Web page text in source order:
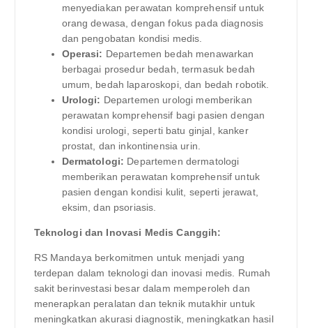
menyediakan perawatan komprehensif untuk
orang dewasa, dengan fokus pada diagnosis
dan pengobatan kondisi medis.
Operasi: Departemen bedah menawarkan
berbagai prosedur bedah, termasuk bedah
umum, bedah laparoskopi, dan bedah robotik.
Urologi: Departemen urologi memberikan
perawatan komprehensif bagi pasien dengan
kondisi urologi, seperti batu ginjal, kanker
prostat, dan inkontinensia urin.
Dermatologi: Departemen dermatologi
memberikan perawatan komprehensif untuk
pasien dengan kondisi kulit, seperti jerawat,
eksim, dan psoriasis.
Teknologi dan Inovasi Medis Canggih:
RS Mandaya berkomitmen untuk menjadi yang
terdepan dalam teknologi dan inovasi medis. Rumah
sakit berinvestasi besar dalam memperoleh dan
menerapkan peralatan dan teknik mutakhir untuk
meningkatkan akurasi diagnostik, meningkatkan hasil